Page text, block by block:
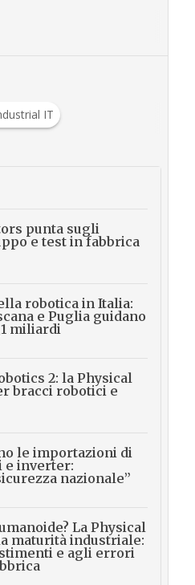
IT
punta sugli
e test in fabbrica
robotica in Italia:
e Puglia guidano
miliardi
2: la Physical
bracci robotici e
le importazioni di
e inverter:
nazionale”
La Physical
maturità industriale:
e agli errori